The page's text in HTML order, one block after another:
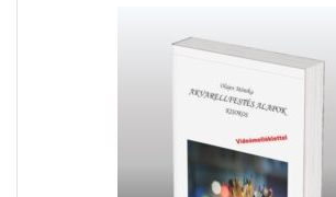
k er